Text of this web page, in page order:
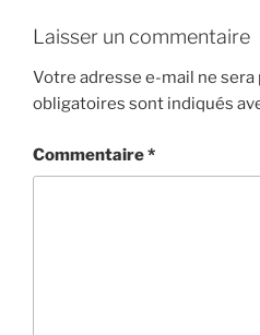
Laisser un commentaire
Votre adresse e-mail ne sera
obligatoires sont indiqués
Commentaire*